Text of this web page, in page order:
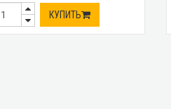
КУПИТЬ